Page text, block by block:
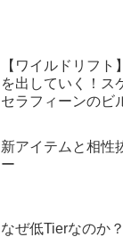
【ワイルドリフ
を出していく！ス
セラフィーンのビ
新アイテムと相性
ー
なぜ低Tierなのか